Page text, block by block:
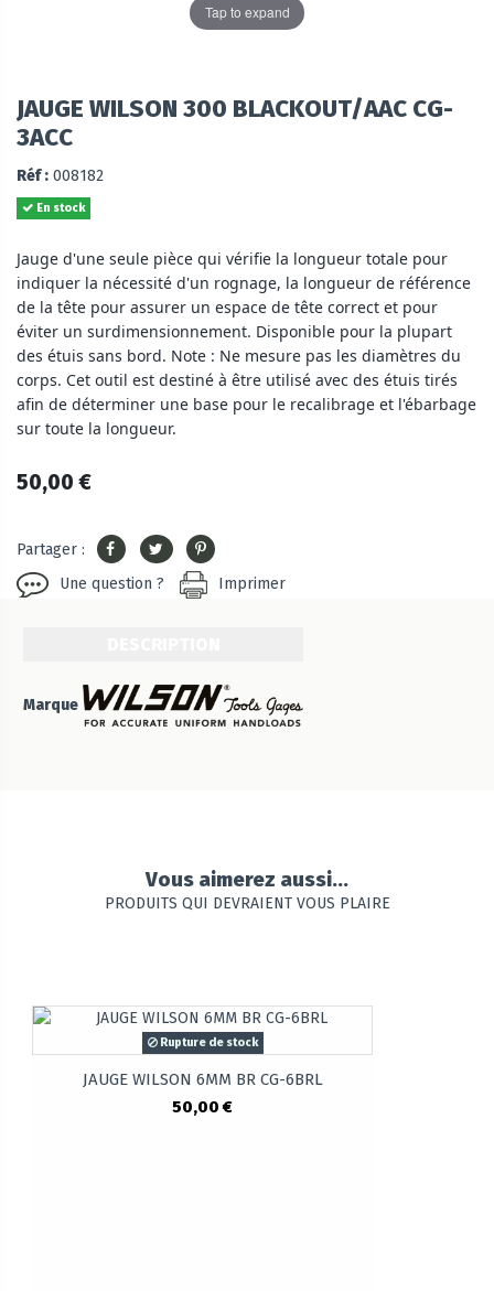
Tap to expand
JAUGE WILSON 300 BLACKOUT/AAC CG-
3ACC
Réf : 008182
En stock
Jauge d'une seule pièce qui vérifie la longueur totale pour
indiquer la nécessité d'un rognage, la longueur de référence
de la tête pour assurer un espace de tête correct et pour
éviter un surdimensionnement. Disponible pour la plupart
des étuis sans bord. Note : Ne mesure pas les diamètres du
corps. Cet outil est destiné à être utilisé avec des étuis tirés
afin de déterminer une base pour le recalibrage et l'ébarbage
sur toute la longueur.
50,00 €
Partager :
Une question ?
Imprimer
Marque
Vous aimerez aussi...
PRODUITS QUI DEVRAIENT VOUS PLAIRE
Rupture de stock
JAUGE WILSON 6MM BR CG-6BRL
50,00 €